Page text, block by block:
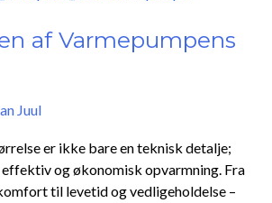
af Varmepumpens
Juul
er ikke bare en teknisk detalje;
og økonomisk opvarmning. Fra
til levetid og vedligeholdelse –